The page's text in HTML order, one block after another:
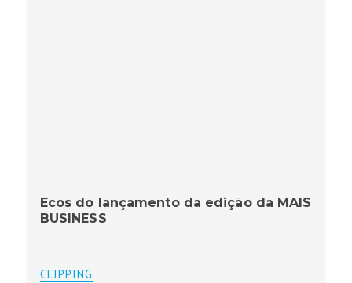
Ecos do lançamento da edição da MAIS
BUSINESS
CLIPPING